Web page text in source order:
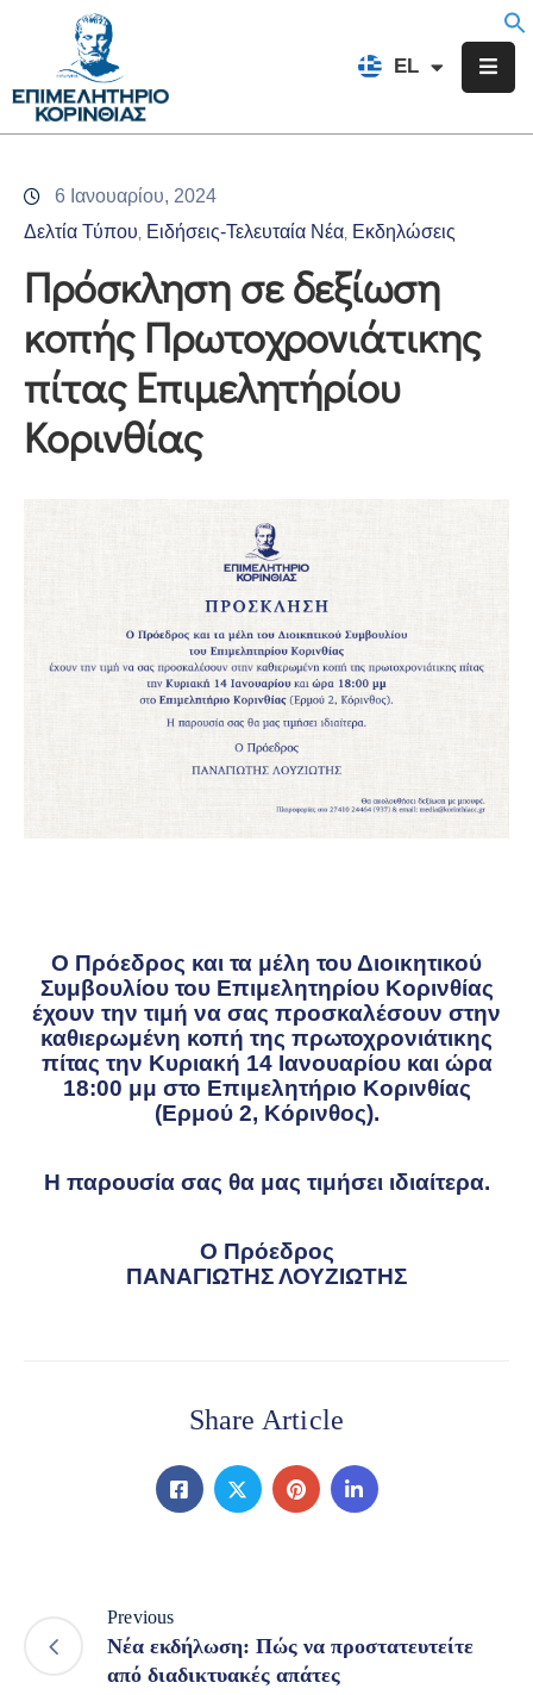
EL
FR
Επιμελητήριο
Υπηρεσίες
Προγράμματα
Εκδηλώσεις
Επικοινωνία
6 Ιανουαρίου, 2024
Δελτία Τύπου Ειδήσεις-Τελευταία Νέα Εκδηλώσεις
Πρόσκληση σε δεξίωση
κοπής Πρωτοχρονιάτικης
πίτας Επιμελητήρίου
Κορινθίας
Ο Πρόεδρος και τα μέλη του Διοικητικού
Συμβουλίου του Επιμελητηρίου Κορινθίας
έχουν την τιμή να σας προσκαλέσουν στην
καθιερωμένη κοπή της πρωτοχρονιάτικης
πίτας την Κυριακή 14 Ιανουαρίου και ώρα
18:00 μμ στο Επιμελητήριο Κορινθίας
(Ερμού 2, Κόρινθος).
Η παρουσία σας θα μας τιμήσει ιδιαίτερα.
Ο Πρόεδρος
ΠΑΝΑΓΙΩΤΗΣ ΛΟΥΖΙΩΤΗΣ
Share Article
Previous
Nέα εκδήλωση: Πώς να προστατευτείτε
από διαδικτυακές απάτες